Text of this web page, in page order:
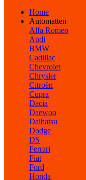
Home
Automatten
Alfa Romeo
Audi
BMW
Cadillac
Chevrolet
Chrysler
Citroën
Cupra
Dacia
Daewoo
Daihatsu
Dodge
DS
Ferrari
Fiat
Ford
Honda